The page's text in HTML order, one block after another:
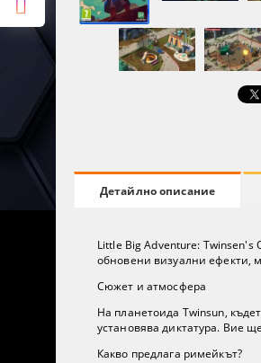
Детайлно описание
Little Big Adventure: Twinsen's
обновени визуални ефекти,
Сюжет и атмосфера
На планетоида Twinsun,
установява диктатура. Вие
Какво предлага римейкът?